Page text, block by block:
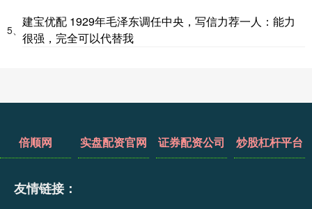
5、
建宝优配 1929年毛泽东调任中央，写信力荐一人：能力
很强，完全可以代替我
倍顺网 实盘配资官网 证券配资公司 炒股杠杆平台
友情链接：